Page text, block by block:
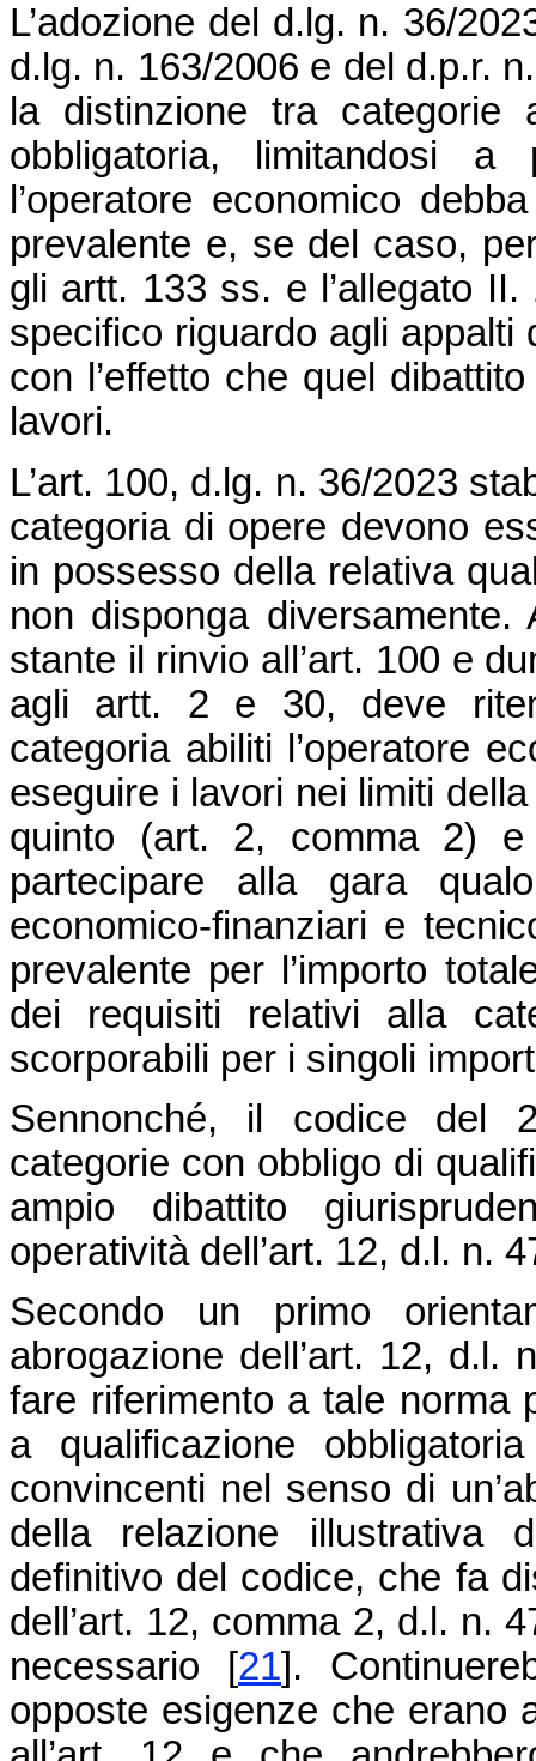
L’adozione del d.lg. n. 36/
d.lg. n. 163/2006 e del d.p.r.
la distinzione tra categorie
obbligatoria, limitandosi
l’operatore economico
prevalente e, se del caso,
gli artt. 133 ss. e l’allegato
specifico riguardo agli
con l’effetto che quel
lavori.
L’art. 100, d.lg. n. 36/2023
categoria di opere devono
in possesso della relativa
non disponga
stante il rinvio all’art. 100 e
agli artt. 2 e 30, deve
categoria abiliti l’operatore
eseguire i lavori nei limiti
quinto (art. 2, comma 2)
partecipare alla gara
economico-finanziari e
prevalente per l’importo
dei requisiti relativi alla
scorporabili per i singoli
Sennonché, il codice del
categorie con obbligo di
ampio dibattito
operatività dell’art. 12, d.l. n.
Secondo un primo
abrogazione dell’art. 12, d.l.
fare riferimento a tale norma
a qualificazione
convincenti nel senso di
della relazione illustrativa
definitivo del codice, che fa
dell’art. 12, comma 2, d.l. n.
necessario [21].
opposte esigenze che erano